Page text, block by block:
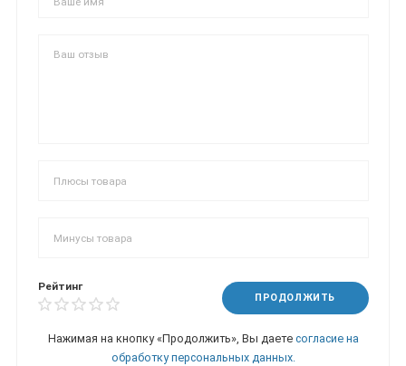
Рейтинг
ПРОДОЛЖИТЬ
Нажимая на кнопку «Продолжить», Вы даете согласие на
обработку персональных данных.